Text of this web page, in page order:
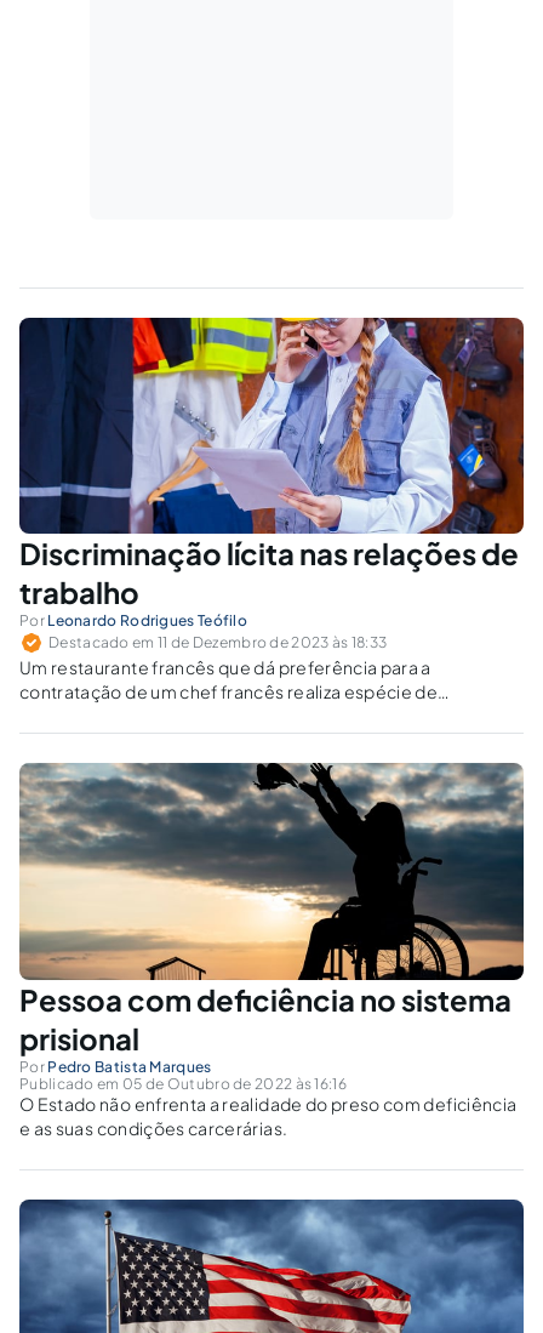
Discriminação lícita nas relações de
trabalho
Por Leonardo Rodrigues Teófilo
Destacado em 11 de Dezembro de 2023 às 18:33
Um restaurante francês que dá preferência para a
contratação de um chef francês realiza espécie de
qualificação ocupacional de boa-fé (QOBF).
Pessoa com deficiência no sistema
prisional
Por Pedro Batista Marques
Publicado em 05 de Outubro de 2022 às 16:16
O Estado não enfrenta a realidade do preso com deficiência
e as suas condições carcerárias.